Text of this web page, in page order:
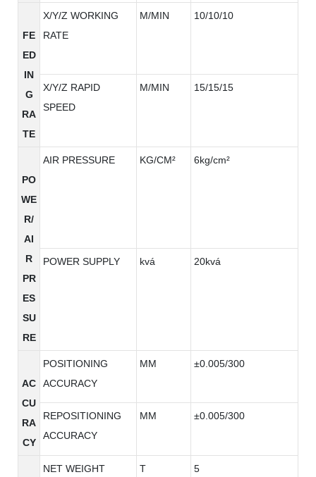
FE
ED
IN
G
RA
TE
X/Y/Z WORKING
RATE
M/MIN 10/10/10
X/Y/Z RAPID
SPEED
M/MIN 15/15/15
PO
WE
R/
AI
R
PR
ES
SU
RE
AIR PRESSURE KG/CM² 6kg/cm²
POWER SUPPLY kvá 20kvá
AC
CU
RA
CY
POSITIONING
ACCURACY
MM ±0.005/300
REPOSITIONING
ACCURACY
MM ±0.005/300
NET WEIGHT T 5